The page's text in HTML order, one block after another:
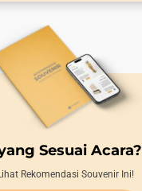
Sesuai Acara?
Rekomendasi Souvenir Ini!